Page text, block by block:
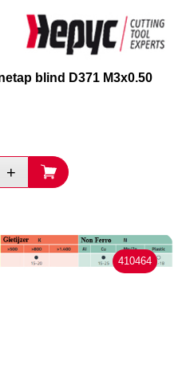
blind D371 M3x0.50
410464